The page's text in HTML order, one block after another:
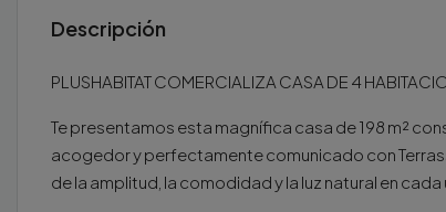
Descripción
PLUSHABITAT COMERCIALIZA CASA DE 4
Te presentamos esta magnífica casa de 198 m²
acogedor y perfectamente comunicado con
de la amplitud, la comodidad y la luz natural en cada